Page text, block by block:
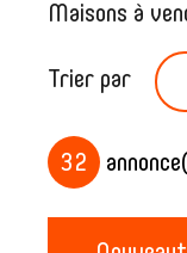
Maisons à
Trier par
32